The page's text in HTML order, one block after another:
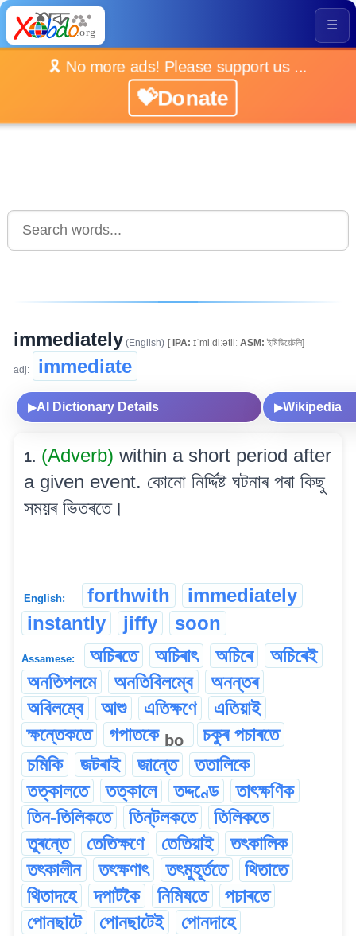
☰
🎗️ No more ads! Please support us ...
💝Donate
immediately (English) [IPA: ɪˈmiːdiːətliː ASM: ইমিডিয়েটলি]
adj: immediate
▶AI Dictionary Details ▶Wikipedia
1. (Adverb) within a short period after
a given event. কোনো নিৰ্দ্দিষ্ট ঘটনাৰ পৰা কিছু
সময়ৰ ভিতৰতে।
English: forthwith
immediately
instantly
jiffy soon
Assamese: অচিৰতে অচিৰাৎ অচিৰে
অচিৰেই
অনতিপলমে
অনতিবিলম্বে
অনন্তৰ
অবিলম্বে
আশু এতিক্ষণে
এতিয়াই
ক্ষন্তেকতে
গপাতকে bo
চকুৰ পচাৰতে
চমিকি
জটৰাই জান্তে
ততালিকে
তত্কালতে
তত্কালে তদ্দণ্ডে
তাৎক্ষণিক
তিন-তিলিকতে
তিন্‌টলকতে
তিলিকতে
তুৰন্তে
তেতিক্ষণে তেতিয়াই
তৎকালিক
তৎকালীন
তৎক্ষণাৎ তৎমুহূৰ্ততে
থিতাতে
থিতাদহে
দপাটকৈ নিমিষতে
পচাৰতে
পোনছাটে
পোনছাটেই
পোনদাহে